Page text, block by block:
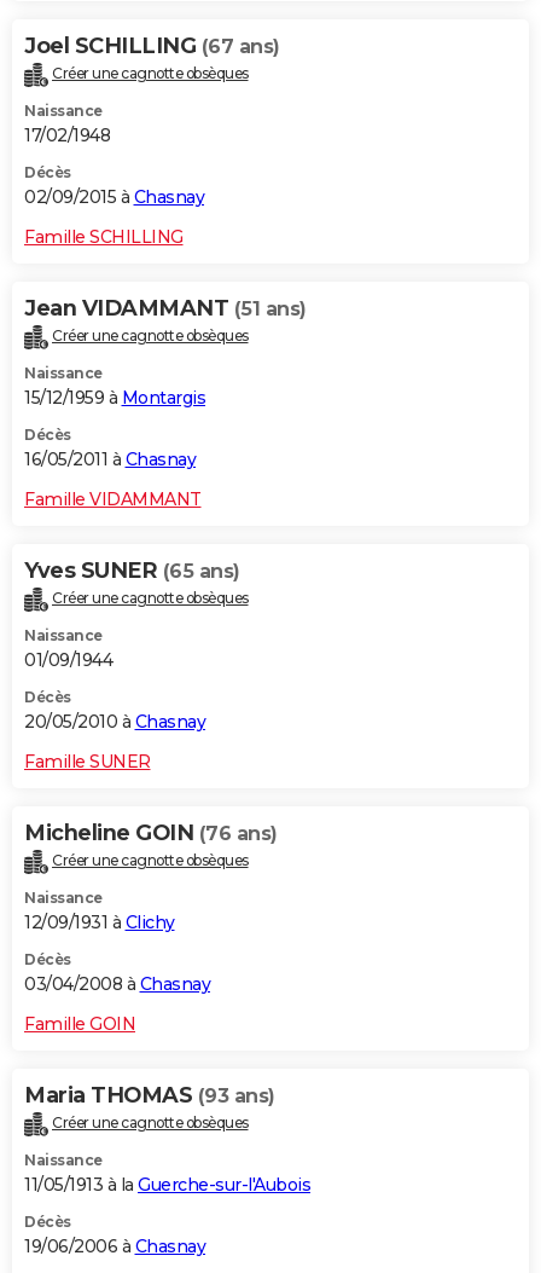
Joel SCHILLING (67 ans)
Créer une cagnotte obsèques
Naissance
17/02/1948
Décès
02/09/2015 à Chasnay
Famille SCHILLING
Jean VIDAMMANT (51 ans)
Créer une cagnotte obsèques
Naissance
15/12/1959 à Montargis
Décès
16/05/2011 à Chasnay
Famille VIDAMMANT
Yves SUNER (65 ans)
Créer une cagnotte obsèques
Naissance
01/09/1944
Décès
20/05/2010 à Chasnay
Famille SUNER
Micheline GOIN (76 ans)
Créer une cagnotte obsèques
Naissance
12/09/1931 à Clichy
Décès
03/04/2008 à Chasnay
Famille GOIN
Maria THOMAS (93 ans)
Créer une cagnotte obsèques
Naissance
11/05/1913 à la Guerche-sur-l'Aubois
Décès
19/06/2006 à Chasnay